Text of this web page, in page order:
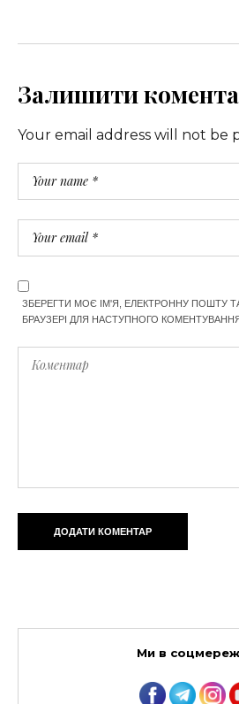
Залишити
Your email address will not be
ЗБЕРЕГТИ МОЄ ІМ'Я, ЕЛЕКТРОННУ ПОШТУ
БРАУЗЕРІ ДЛЯ НАСТУПНОГО
Ми в